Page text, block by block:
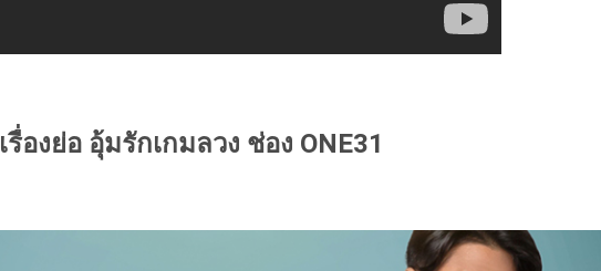
เรื่องย่อ อุ้มรักเกมลวง ช่อง ONE31